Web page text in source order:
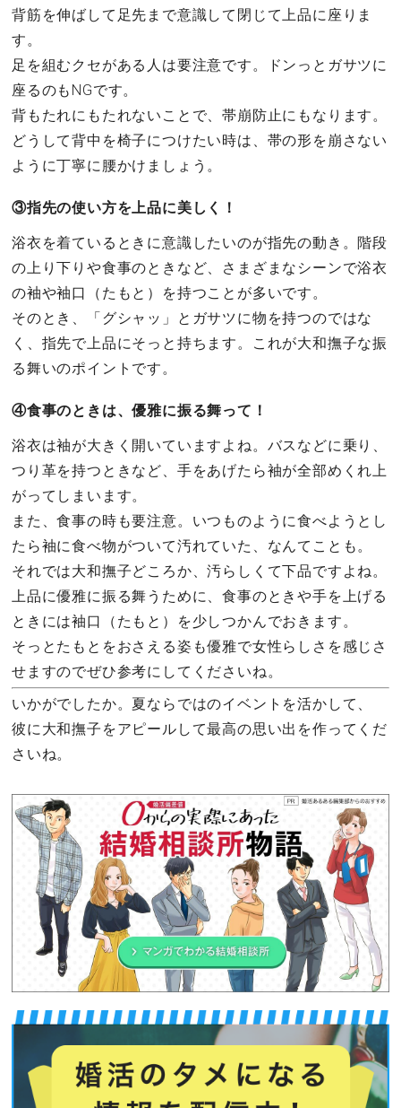
背筋を伸ばして足先まで意識して閉じて上品に座りま
す。
足を組むクセがある人は要注意です。ドンっとガサツに
座るのもNGです。
背もたれにもたれないことで、帯崩防止にもなります。
どうして背中を椅子につけたい時は、帯の形を崩さない
ように丁寧に腰かけましょう。
③指先の使い方を上品に美しく！
浴衣を着ているときに意識したいのが指先の動き。階段
の上り下りや食事のときなど、さまざまなシーンで浴衣
の袖や袖口（たもと）を持つことが多いです。
そのとき、「グシャッ」とガサツに物を持つのではな
く、指先で上品にそっと持ちます。これが大和撫子な振
る舞いのポイントです。
④食事のときは、優雅に振る舞って！
浴衣は袖が大きく開いていますよね。バスなどに乗り、
つり革を持つときなど、手をあげたら袖が全部めくれ上
がってしまいます。
また、食事の時も要注意。いつものように食べようとし
たら袖に食べ物がついて汚れていた、なんてことも。
それでは大和撫子どころか、汚らしくて下品ですよね。
上品に優雅に振る舞うために、食事のときや手を上げる
ときには袖口（たもと）を少しつかんでおきます。
そっとたもとをおさえる姿も優雅で女性らしさを感じさ
せますのでぜひ参考にしてくださいね。
いかがでしたか。夏ならではのイベントを活かして、
彼に大和撫子をアピールして最高の思い出を作ってくだ
さいね。